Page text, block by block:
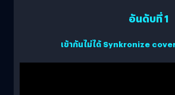
อันดับที่ 1
เข้ากันไม่ได้ Synkronize